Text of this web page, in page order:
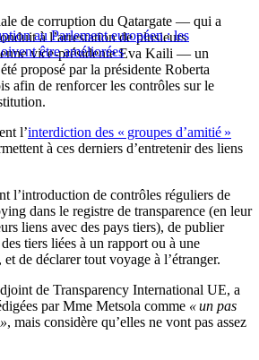
au Parlement européen : les
être améliorées
de corruption du Qatargate — qui a
à l’arrestation de plusieurs
vice-présidente Eva Kaili — un
proposé par la présidente Roberta
afin de renforcer les contrôles sur le
l’interdiction des « groupes d’amitié »
à ces derniers d’entretenir des liens
l’introduction de contrôles réguliers de
dans le registre de transparence (en leur
liens avec des pays tiers), de publier
tiers liées à un rapport ou à une
de déclarer tout voyage à l’étranger.
de Transparency International UE, a
par Mme Metsola comme « un pas
, mais considère qu’elles ne vont pas assez